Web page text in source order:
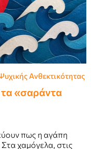
Ανθεκτικότητας
τα «σαράντα
πως η αγάπη
Στα χαμόγελα, στις